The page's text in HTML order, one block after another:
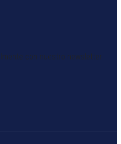
con nuestro newsletter